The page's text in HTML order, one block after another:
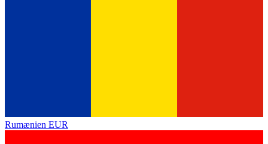
Rumænien EUR